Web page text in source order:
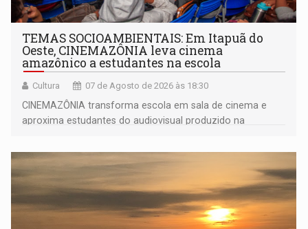
TEMAS SOCIOAMBIENTAIS: Em Itapuã do
Oeste, CINEMAZÔNIA leva cinema
amazônico a estudantes na escola
Cultura 07 de Agosto de 2026 às 18:30
CINEMAZÔNIA transforma escola em sala de cinema e
aproxima estudantes do audiovisual produzido na